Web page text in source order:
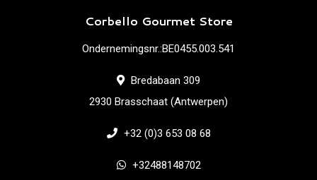
Corbello Gourmet Store
Ondernemingsnr.:BE0455.003.541
Bredabaan 309
2930 Brasschaat (Antwerpen)
+32 (0)3 653 08 68
+32488148702